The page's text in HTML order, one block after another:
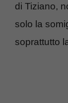
di Tiziano,
solo la
soprattutto